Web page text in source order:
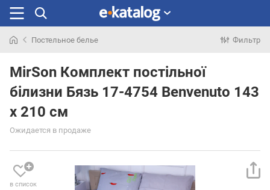
раньше
Постельное белье Фильтр
MirSon Комплект постільної
білизни Бязь 17-4754 Benvenuto 143
x 210 см
Ожидается в продаже
в список